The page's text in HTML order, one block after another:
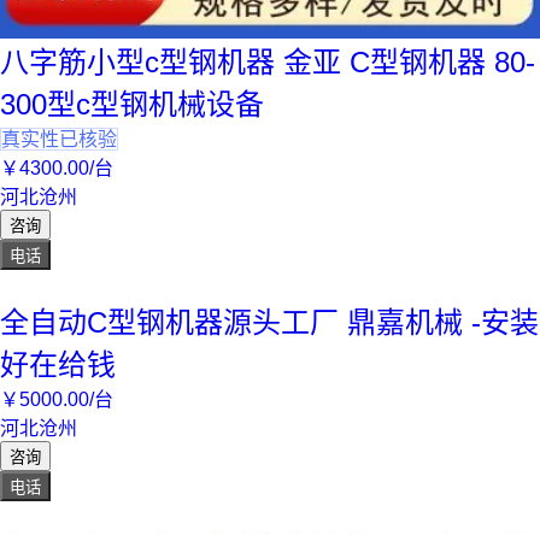
八字筋小型c型钢机器 金亚 C型钢机器 80-
300型c型钢机械设备
真实性已核验
￥4300.00/台
河北沧州
咨询
电话
全自动C型钢机器源头工厂 鼎嘉机械 -安装
好在给钱
￥5000.00/台
河北沧州
咨询
电话